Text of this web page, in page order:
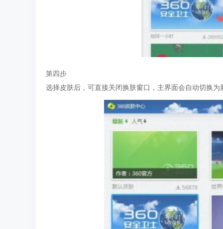
第四步
选择皮肤后，可直接关闭换肤窗口，主界面会自动切换为